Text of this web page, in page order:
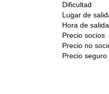
Dificultad
Lugar de
Hora de salida
Precio socios
Precio no
Precio seguro